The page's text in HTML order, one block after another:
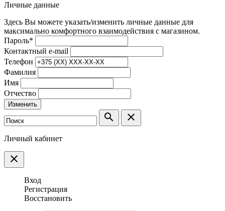
Личные данные
Здесь Вы можете указать/изменить личные данные для
максимально комфортного взаимодействия с магазином.
Пароль*
Контактный e-mail
Телефон
Фамилия
Имя
Отчество
Изменить
search clear
Личный кабинет
clear
Вход
Регистрация
Восстановить